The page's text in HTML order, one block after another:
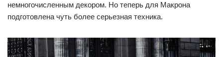
немногочисленным декором. Но теперь для Макрона
подготовлена чуть более серьезная техника.